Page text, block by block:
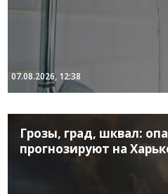
07.08.2026, 12:38
Грозы, град, шквал:
прогнозируют на